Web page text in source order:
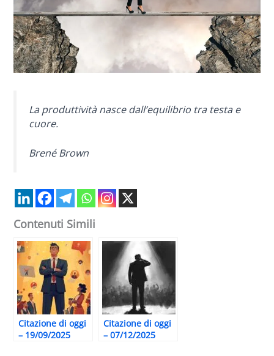
La produttività nasce dall’equilibrio tra testa e
cuore.
Brené Brown
Contenuti Simili
Citazione di oggi
– 19/09/2025
Citazione di oggi
– 07/12/2025